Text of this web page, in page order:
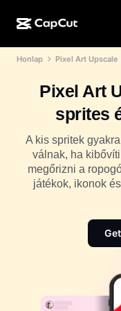
CapCut Pad
CapCut Mobile
Dreamina AI
MI-alkotás
MI-dizájn
Videóstúdió
MI-
MI-képgenerátor
Dreamina
Nano Banana Pro
Gemini Omni
Funkciók
MI-eszközök
Videószerkesztő
Képszerkesztő
Beszédhang-
Közösségi média
Ünnepi sablonok
Több
Évfordulós
Névjegy
Közösség
Kezdeményezések
Partnerek
Kreatív
Honlap Pixel Art Upscale
Pixel Art
sprites
A kis spritek
válnak, ha
megőrizni a
játékok, ikonok